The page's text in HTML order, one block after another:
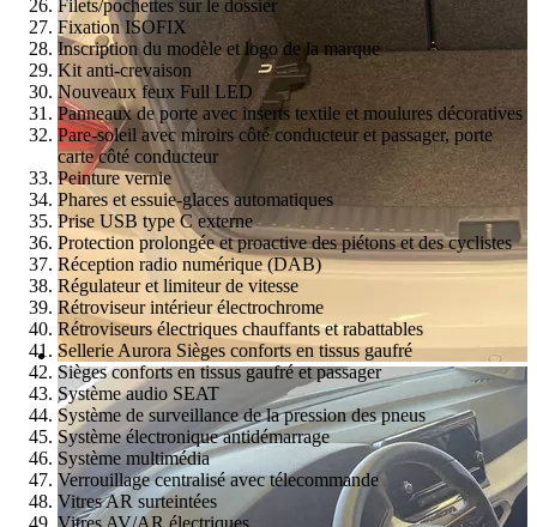
Filets/pochettes sur le dossier
Fixation ISOFIX
Inscription du modèle et logo de la marque
Kit anti-crevaison
Nouveaux feux Full LED
Panneaux de porte avec inserts textile et moulures décoratives
Pare-soleil avec miroirs côté conducteur et passager, porte
carte côté conducteur
Peinture vernie
Phares et essuie-glaces automatiques
Prise USB type C externe
Protection prolongée et proactive des piétons et des cyclistes
Réception radio numérique (DAB)
Régulateur et limiteur de vitesse
Rétroviseur intérieur électrochrome
Rétroviseurs électriques chauffants et rabattables
Sellerie Aurora Sièges conforts en tissus gaufré
Sièges conforts en tissus gaufré et passager
Système audio SEAT
Système de surveillance de la pression des pneus
Système électronique antidémarrage
Système multimédia
Verrouillage centralisé avec télecommande
Vitres AR surteintées
Vitres AV/AR électriques